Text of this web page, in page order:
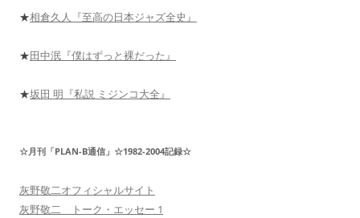
★相倉久人『至高の日本ジャズ全史』
★田中泯『僕はずっと裸だった』
★坂田 明『私説 ミジンコ大全』
☆月刊「PLAN-B通信」☆1982-2004記録☆
灰野敬二オフィシャルサイト
灰野敬二 トーク・エッセー 1